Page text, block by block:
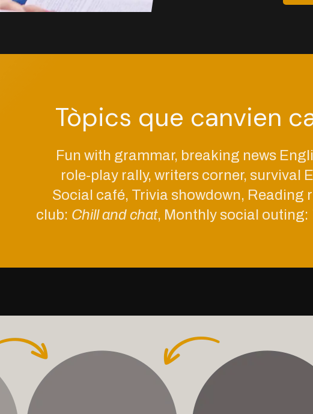
Tòpics que canvien
Fun with grammar, breaking news
role-play rally, writers corner, survival
Social café, Trivia showdown, Reading
club: Chill and chat, Monthly social outing: